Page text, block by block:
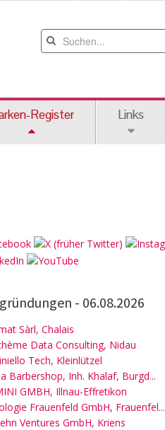
Register Links
- 06.08.2026
Sàrl, Chalais
Data Consulting, Nidau
Tech, Kleinlützel
Barbershop, Inh. Khalaf, Burgd...
GMBH, Illnau-Effretikon
Frauenfeld GmbH, Frauenfel...
Ventures GmbH, Kriens